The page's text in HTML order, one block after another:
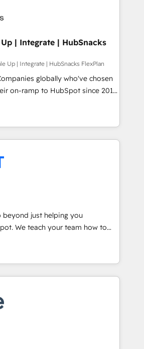
and more Experience
out to see how AI + HubSpot
websites, custom modules,
campaigns, content and
experiences. With our bright
and can-do mentality, we
on a daily basis. So tell us
for you! Driving digital
| Integrate | HubSnacks
Up | Integrate | HubSnacks FlexPlan
globally who've chosen
on-ramp to HubSpot since 2014
go plans that accelerate value...
New or Check-fixing existing
... All Experts 3️⃣ Integrate |
your API Integration project... ⬅️
⬅️ to access 150+ Kickstart
that put HubSpot in the center
🛍️ Shopify or
Stripe or Paypal 💰 Sage or
or Microsoft ✍️ DocuSign or
"Custom Integrations"
sync data across... 🔄 any
with Advanced Website and
our in-house "HubScrub" Tool.
beyond just helping you
how to
evolution of They Ask, You
only HubSpot partner built
and training. That means
internal team you need to
close deals faster, and grow
You’ll learn how to: •
organize your HubSpot portal •